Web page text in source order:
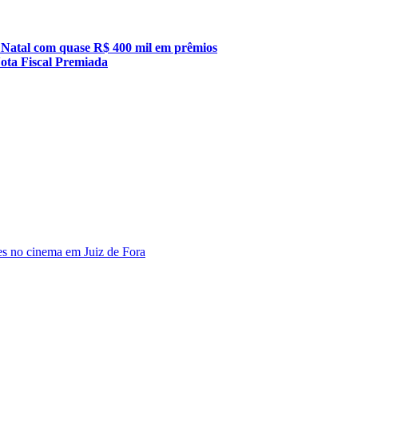
com quase R$ 400 mil em prêmios
Fiscal Premiada
no cinema em Juiz de Fora